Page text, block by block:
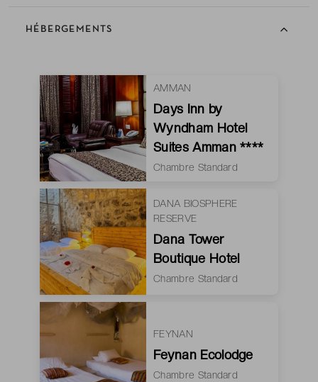
HÉBERGEMENTS
AMMAN
Days Inn by
Wyndham Hotel
Suites Amman ****
Chambre Standard
DANA BIOSPHERE
RESERVE
Dana Tower
Boutique Hotel
Chambre Standard
FEYNAN
Feynan Ecolodge
Chambre Standard